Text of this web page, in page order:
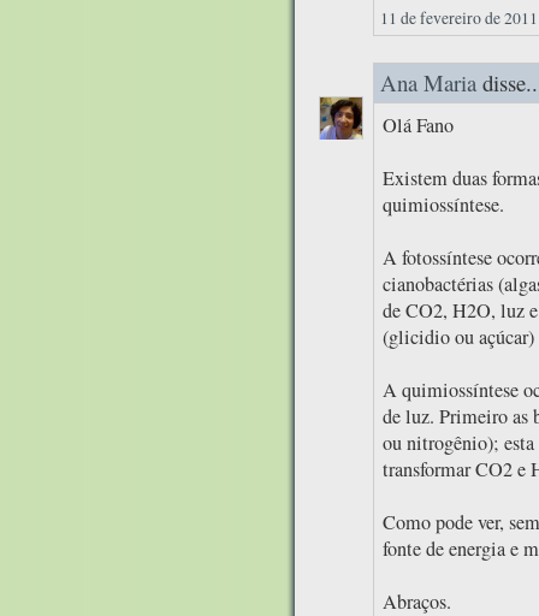
11 de fevereiro de
Ana Maria
Olá Fano
Existem duas
quimiossíntese.
A fotossíntese
cianobactérias
de CO2, H2O, luz
(glicidio ou açúcar)
A quimiossíntese
de luz. Primeiro as
ou nitrogênio); esta
transformar CO2 e
Como pode ver,
fonte de energia e
Abraços.